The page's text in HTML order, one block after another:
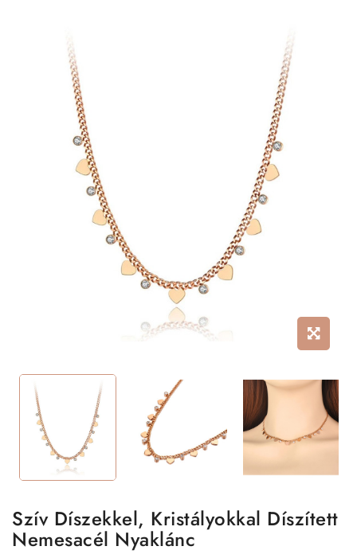
Szív Díszekkel, Kristályokkal Díszített
Nemesacél Nyaklánc